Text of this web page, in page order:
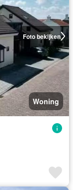
Foto bekijken
Woning